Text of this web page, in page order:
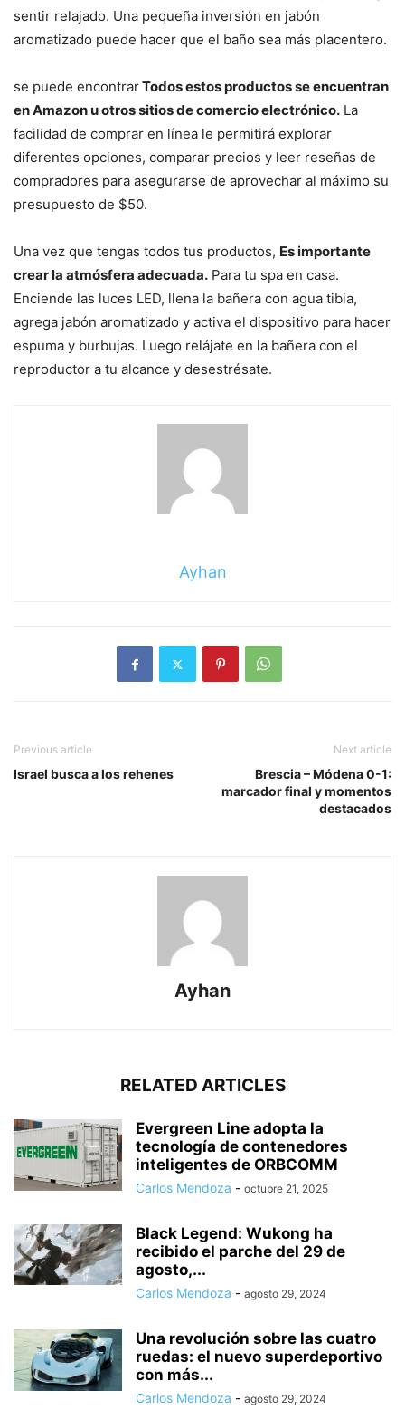
sentir relajado. Una pequeña inversión en jabón
aromatizado puede hacer que el baño sea más placentero.
se puede encontrarTodos estos productos se encuentran
en Amazon u otros sitios de comercio electrónico. La
facilidad de comprar en línea le permitirá explorar
diferentes opciones, comparar precios y leer reseñas de
compradores para asegurarse de aprovechar al máximo su
presupuesto de $50.
Una vez que tengas todos tus productos, Es importante
crear la atmósfera adecuada. Para tu spa en casa.
Enciende las luces LED, llena la bañera con agua tibia,
agrega jabón aromatizado y activa el dispositivo para hacer
espuma y burbujas. Luego relájate en la bañera con el
reproductor a tu alcance y desestrésate.
Ayhan
Previous article
Israel busca a los rehenes
Next article
Brescia – Módena 0-1:
marcador final y momentos
destacados
Ayhan
RELATED ARTICLES
Evergreen Line adopta la
tecnología de contenedores
inteligentes de ORBCOMM
Carlos Mendoza - octubre 21, 2025
Black Legend: Wukong ha
recibido el parche del 29 de
agosto,...
Carlos Mendoza - agosto 29, 2024
Una revolución sobre las cuatro
ruedas: el nuevo superdeportivo
con más...
Carlos Mendoza - agosto 29, 2024